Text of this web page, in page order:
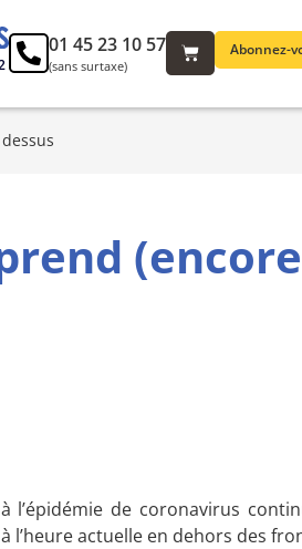
Abonnez-
01 45 23 10 57
(sans surtaxe)
l’épidémie de coronavirus
actuelle en dehors des